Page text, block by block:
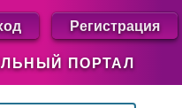
ПОРТАЛ
Регистрация